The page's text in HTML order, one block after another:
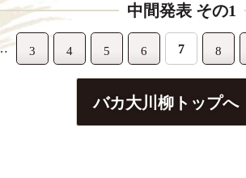
中間発表 その1
3 4 5 6 7 8
バカ大川柳トップへ